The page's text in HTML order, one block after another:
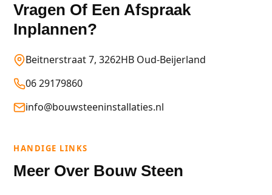
Vragen Of Een Afspraak
Inplannen?
Beitnerstraat 7, 3262HB Oud-Beijerland
06 29179860
info@bouwsteeninstallaties.nl
HANDIGE LINKS
Meer Over Bouw Steen